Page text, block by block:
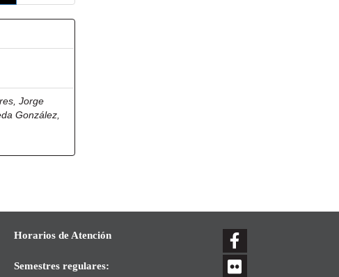
Jorge
González,
Horarios de Atención
Semestres regulares: